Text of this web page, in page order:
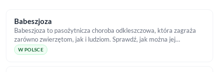
Babeszjoza
Babeszjoza to pasożytnicza choroba odkleszczowa, która zagraża
zarówno zwierzętom, jak i ludziom. Sprawdź, jak można jej
zapobiegać.
W POLSCE